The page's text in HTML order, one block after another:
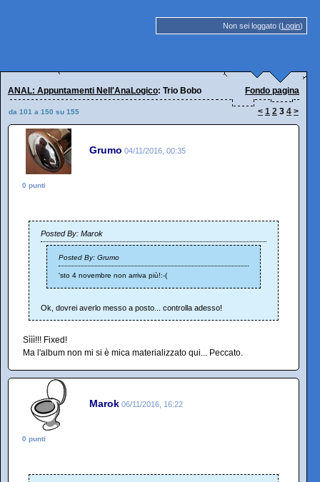
Non sei loggato (Login)
ANAL: Appuntamenti Nell'AnaLogico: Trio Bobo Fondo pagina
da 101 a 150 su 155 < 1 2 3 4 >
Grumo 04/11/2016, 00:35
0 punti
Posted By: Marok
Posted By: Grumo
'sto 4 novembre non arriva più!:-(
Ok, dovrei averlo messo a posto... controlla adesso!
Sììì!!! Fixed!
Ma l'album non mi si è mica materializzato qui... Peccato.
Marok 06/11/2016, 16:22
0 punti